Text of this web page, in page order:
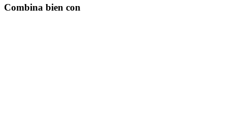
Combina bien con